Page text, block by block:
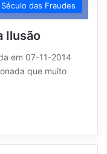
Século das Fraudes
Ilusão
em 07-11-2014
que muito